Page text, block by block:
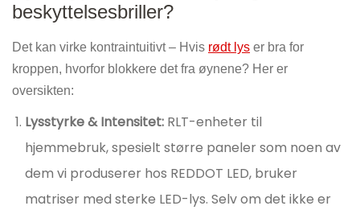
beskyttelsesbriller?
Det kan virke kontraintuitivt – Hvis rødt lys er bra for
kroppen, hvorfor blokkere det fra øynene? Her er
oversikten:
Lysstyrke & Intensitet: RLT-enheter til
hjemmebruk, spesielt større paneler som noen av
dem vi produserer hos REDDOT LED, bruker
matriser med sterke LED-lys. Selv om det ikke er